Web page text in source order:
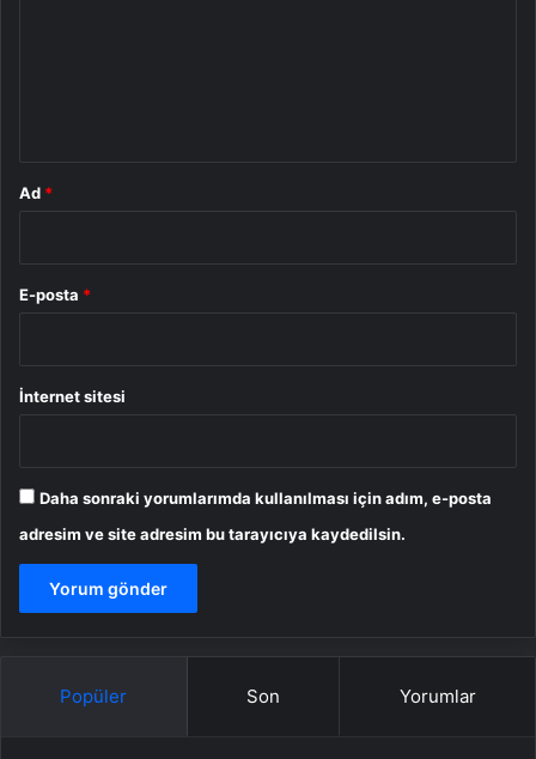
Ad *
E-posta *
İnternet sitesi
Daha sonraki yorumlarımda kullanılması için adım, e-posta
adresim ve site adresim bu tarayıcıya kaydedilsin.
Popüler Son Yorumlar